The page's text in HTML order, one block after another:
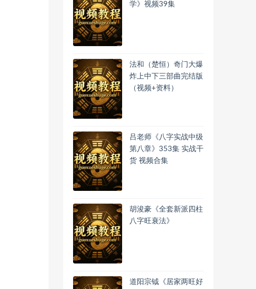
学》视频39集
法和（楚恒）奇门大爆
炸上中下三部曲完结版
（视频+资料）
吕老师《八字实战中级
第八章》353集 实战干
货 视频合集
胡浚豪《全套新派四柱
八字旺衰法》
道阳宗钺《居家两旺好